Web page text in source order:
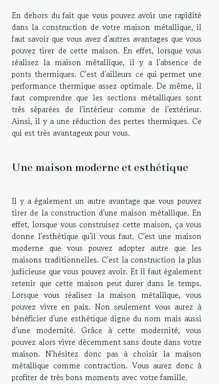
En dehors du fait que vous pouvez avoir une rapidité
dans la construction de votre maison métallique, il
faut savoir que vous avez d'autres avantages que vous
pouvez tirer de cette maison. En effet, lorsque vous
réalisez la maison métallique, il y a l'absence de
ponts thermiques. C'est d'ailleurs ce qui permet une
performance thermique assez optimale. De même, il
faut comprendre que les sections métalliques sont
très séparées de l'intérieur comme de l'extérieur.
Ainsi, il y a une réduction des pertes thermiques. Ce
qui est très avantageux pour vous.
Une maison moderne et esthétique
Il y a également un autre avantage que vous pouvez
tirer de la construction d'une maison métallique. En
effet, lorsque vous construisez cette maison, ça vous
donne l'esthétique qu'il vous faut. C'est une maison
moderne que vous pouvez adopter autre que les
maisons traditionnelles. C'est la construction la plus
judicieuse que vous pouvez avoir. Et il faut également
retenir que cette maison peut durer dans le temps.
Lorsque vous réalisez la maison métallique, vous
pouvez vivre en paix. Non seulement vous aurez à
bénéficier d'une esthétique digne du nom mais aussi
d'une modernité. Grâce à cette modernité, vous
pouvez alors vivre décemment sans doute dans votre
maison. N'hésitez donc pas à choisir la maison
métallique comme contraction. Vous aurez donc à
profiter de très bons moments avec votre famille.